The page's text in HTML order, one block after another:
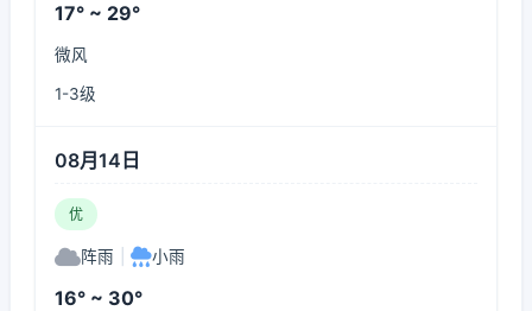
17° ~ 29°
微风
1-3级
08月14日
优
阵雨 小雨
16° ~ 30°